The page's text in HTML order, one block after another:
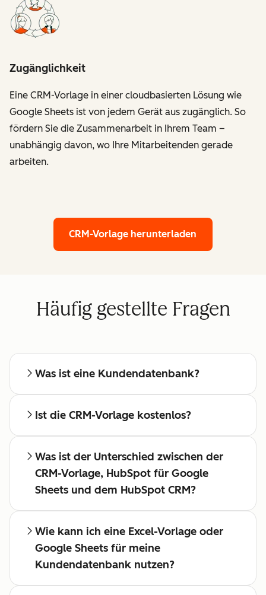
Zugänglichkeit
Eine CRM-Vorlage in einer cloudbasierten Lösung wie
Google Sheets ist von jedem Gerät aus zugänglich. So
fördern Sie die Zusammenarbeit in Ihrem Team –
unabhängig davon, wo Ihre Mitarbeitenden gerade
arbeiten.
CRM-Vorlage herunterladen
Häufig gestellte Fragen
Was ist eine Kundendatenbank?
Ist die CRM-Vorlage kostenlos?
Was ist der Unterschied zwischen der
CRM-Vorlage, HubSpot für Google
Sheets und dem HubSpot CRM?
Wie kann ich eine Excel-Vorlage oder
Google Sheets für meine
Kundendatenbank nutzen?